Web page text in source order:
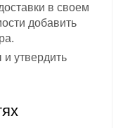
в своем
добавить
утвердить